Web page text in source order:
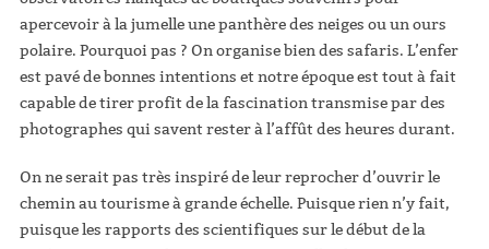
apercevoir à la jumelle une panthère des neiges ou un ours
polaire. Pourquoi pas ? On organise bien des safaris. L’enfer
est pavé de bonnes intentions et notre époque est tout à fait
capable de tirer profit de la fascination transmise par des
photographes qui savent rester à l’affût des heures durant.
On ne serait pas très inspiré de leur reprocher d’ouvrir le
chemin au tourisme à grande échelle. Puisque rien n’y fait,
puisque les rapports des scientifiques sur le début de la